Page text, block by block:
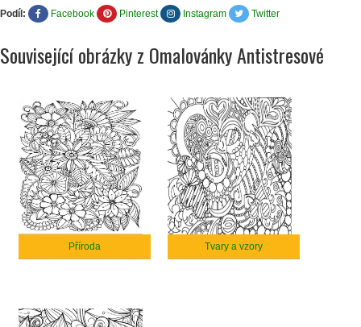
Podíl: Facebook Pinterest Instagram Twitter
Související obrázky z Omalovánky Antistresové
Příroda Tvary a vzory